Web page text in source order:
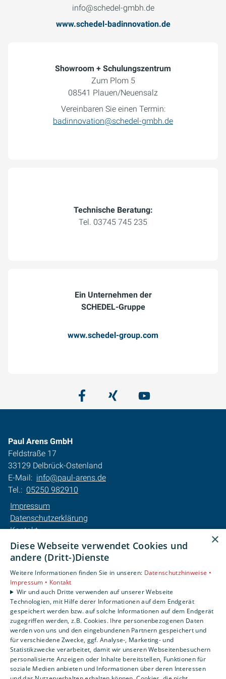
info@schedel-gmbh.de
www.schedel-badinnovation.de
Showroom + Schulungszentrum
Zum Plom 5
08541 Plauen/Neuensalz
Vereinbaren Sie einen Termin:
badinnovation@schedel-gmbh.de
Technische Beratung:
Tel. 03745 745 235
Ein Unternehmen der
SCHEDEL-Gruppe
www.schedel-group.com
Paul Arens GmbH
Feldstraße 17
33129 Delbrück-Ostenland
E-Mail: info@paul-arens.de
Tel.: 05250 982910
Impressum
Datenschutzerklärung
Kontakt
Barrierefreiheitserklärung
Privatkunden
Karriere
Unternehmen
Kontakt
×
Diese Webseite verwendet Cookies und
andere (Dritt-)Dienste
Weitere Informationen finden Sie in unseren: Datenschutzhinweise •
Impressum • Kontakt
Wir und auch Dritte verwenden auf unserer Webseite
Technologien, mit Hilfe derer Informationen auf dem Endgerät
gespeichert werden bzw. auf solche Informationen auf dem Endgerät
zugegriffen werden, z.B. Cookies. Ihre personenbezogenen Daten
werden von uns und den eingebundenen Partnern gespeichert und
für verschiedene Zwecke, ggf. Analyse-, Marketing- und
Statistikzwecke verarbeitet, damit wir unseren Webseitenbesuchern
personalisierte Anzeigen oder Inhalte bereitstellen, Funktionen für
soziale Medien anbieten und Informationen über deren Interessen